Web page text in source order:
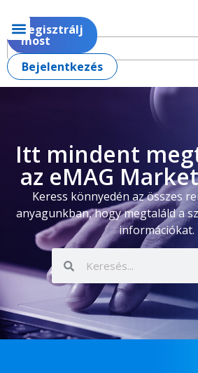
Regisztrálj
most
Bejelentkezés
Itt mindent
az eMAG
Keress könnyedén az összes
anyagunkban, hogy megtaláld a
információkat.